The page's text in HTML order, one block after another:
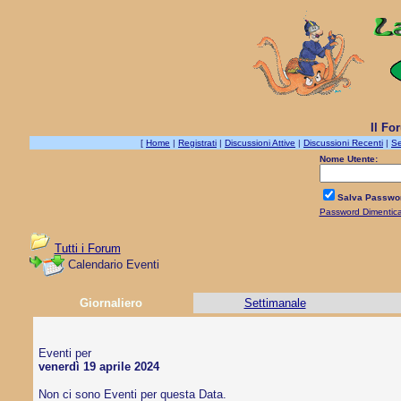
Il
[ Home | Registrati | Discussioni Attive | Discussioni Recenti |
Nome Utente:
Salva
Password
Tutti i Forum
Calendario Eventi
Giornaliero Settimanale
Eventi per
venerdì 19 aprile 2024
Non ci sono Eventi per questa Data.